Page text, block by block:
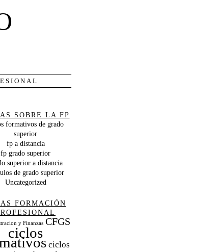
SOBRE LA FP
formativos de grado
superior
fp a distancia
fp grado superior
superior a distancia
de grado superior
Uncategorized
FORMACIÓN
y Finanzas CFGS
ciclos
ciclos